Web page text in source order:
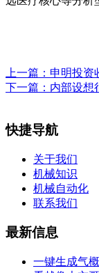
上一篇： 申明投资
下一篇： 内部设想
快捷导航
关于我们
机械知识
机械自动化
联系我们
最新信息
一键生成气